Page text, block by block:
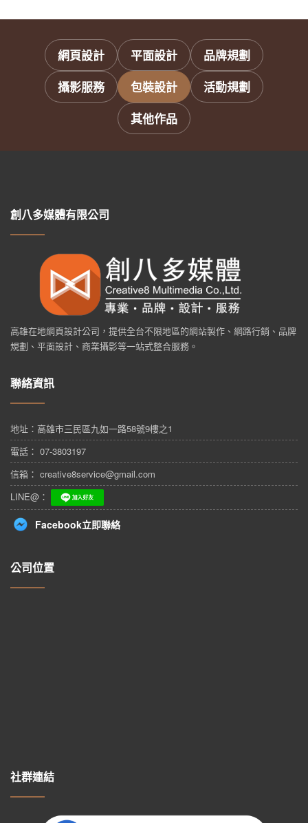
網頁設計 平面設計
品牌規劃
攝影服務
包裝設計
活動規劃
其他作品
創八多媒體有限公司
高雄在地網頁設計公司，提供全台不限地區的網站製作、網路行銷、品牌
規劃、平面設計、商業攝影等一站式整合服務。
聯絡資訊
地址： 高雄市三民區九如一路58號9樓之1
電話： 07-3803197
信箱： creative8service@gmail.com
LINE@：
Facebook立即聯絡
公司位置
社群連結